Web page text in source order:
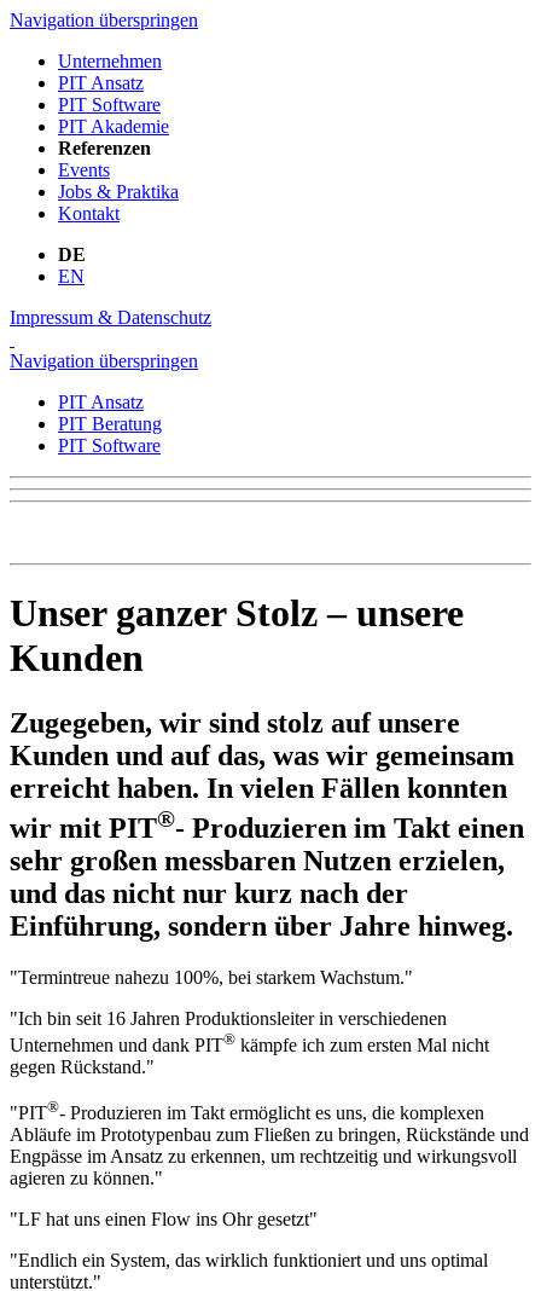
Navigation überspringen
Unternehmen
PIT Ansatz
PIT Software
PIT Akademie
Referenzen
Events
Jobs & Praktika
Kontakt
DE
EN
Impressum & Datenschutz
Navigation überspringen
PIT Ansatz
PIT Beratung
PIT Software
Unser ganzer Stolz – unsere
Kunden
Zugegeben, wir sind stolz auf unsere
Kunden und auf das, was wir gemeinsam
erreicht haben. In vielen Fällen konnten
wir mit PIT®- Produzieren im Takt einen
sehr großen messbaren Nutzen erzielen,
und das nicht nur kurz nach der
Einführung, sondern über Jahre hinweg.
"Termintreue nahezu 100%, bei starkem Wachstum."
"Ich bin seit 16 Jahren Produktionsleiter in verschiedenen
Unternehmen und dank PIT® kämpfe ich zum ersten Mal nicht
gegen Rückstand."
"PIT®- Produzieren im Takt ermöglicht es uns, die komplexen
Abläufe im Prototypenbau zum Fließen zu bringen, Rückstände und
Engpässe im Ansatz zu erkennen, um rechtzeitig und wirkungsvoll
agieren zu können."
"LF hat uns einen Flow ins Ohr gesetzt"
"Endlich ein System, das wirklich funktioniert und uns optimal
unterstützt."